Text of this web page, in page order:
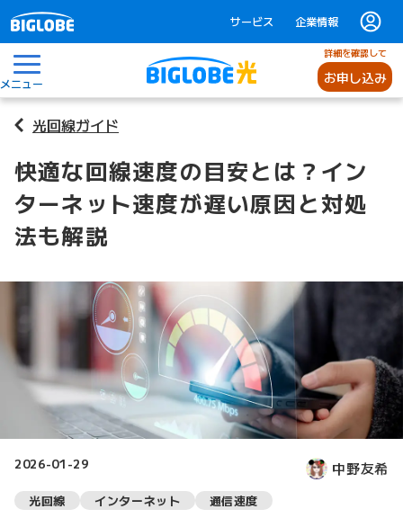
サービス 企業情報
メニュー
詳細を確認して
お申し込み
光回線ガイド
快適な回線速度の目安とは？イン
ターネット速度が遅い原因と対処
法も解説
2026-01-29 中野友希
光回線 インターネット 通信速度